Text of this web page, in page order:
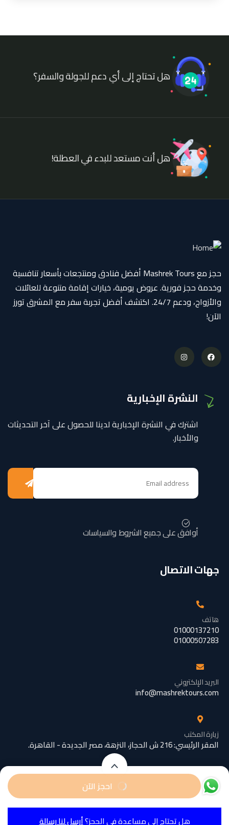
تبدأ منEGP3000
EGP2800/ شخص
تبدأ من
EGP2000/ رضيع
احجز الآن
هل تحتاج إلى مساعدة في الحجز؟أرسل لنا رسالة
هل تحتاج إلى أي دعم للجولة والسفر؟
هل أنت مستعد للبدء في العطلة!
حجز مع Mashrek Tours أفضل فنادق ومنتجعات بأسعار تنافسية
وخدمة حجز فورية. عروض يومية، خيارات إقامة متنوعة للعائلات
والأزواج، ودعم 24/7. اكتشف أفضل تجربة سفر مع المشرق تورز
الآن!
النشرة الإخبارية
اشترك في النشرة الإخبارية لدينا للحصول على آخر التحديثات
والأخبار.
أوافق على جميع الشروط والسياسات
جهات الاتصال
هاتف
01000137210
01000507283
البريد الإلكتروني
info@mashrektours.com
زيارة المكتب
المقر الرئيسي: 216 ش الحجاز، النزهة، مصر الجديدة - القاهرة.
© ٢٠١٠ – ٢٠٢٥ جميع الحقوق
محفوظة لشركة المشرق للسياحة